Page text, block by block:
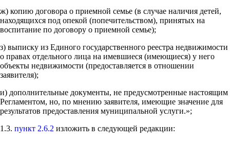
ж) копию договора о приемной семье (в случае наличия детей,
находящихся под опекой (попечительством), принятых на
воспитание по договору о приемной семье);
з) выписку из Единого государственного реестра недвижимости
о правах отдельного лица на имевшиеся (имеющиеся) у него
объекты недвижимости (предоставляется в отношении
заявителя);
и) дополнительные документы, не предусмотренные настоящим
Регламентом, но, по мнению заявителя, имеющие значение для
результатов предоставления муниципальной услуги.»;
1.3. пункт 2.6.2 изложить в следующей редакции: